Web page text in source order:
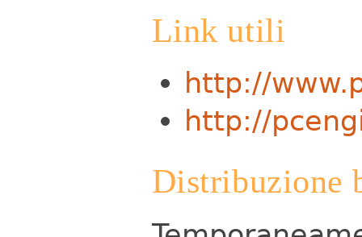
Link utili
http://
http://
Distribuzione